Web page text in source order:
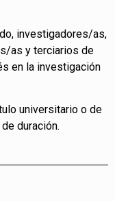
investigadores/as,
as y terciarios de
en la investigación
universitario o de
duración.